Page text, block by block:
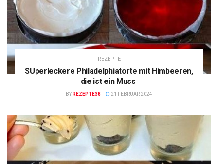
REZEPTE
SUperleckere Philadelphiatorte mit Himbeeren,
die ist ein Muss
BY REZEPTE38 21 FEBRUAR 2024